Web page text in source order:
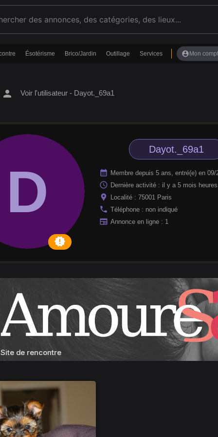
Ésotérisme Brico/Jardin Outillage Services account_circle Mon
person Voir l'utilisateur - Dayot._69a1
new_releases
D
Dayot._69a1
calendar_month Membre depuis 5 ans, entré(e) en 09/
access_time Dernière activité : il y a 5 mois
location_pin Localité : 75001 Paris
phone Téléphone : non indiqué
newspaper Annonce en ligne : 1